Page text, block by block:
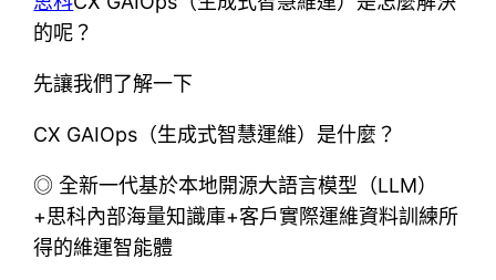
的呢？
先讓我們了解一下
CX GAIOps（生成式智慧運維）是什麼？
◎ 全新一代基於本地開源大語言模型（LLM）
+思科內部海量知識庫+客戶實際運維資料訓練所
得的維運智能體